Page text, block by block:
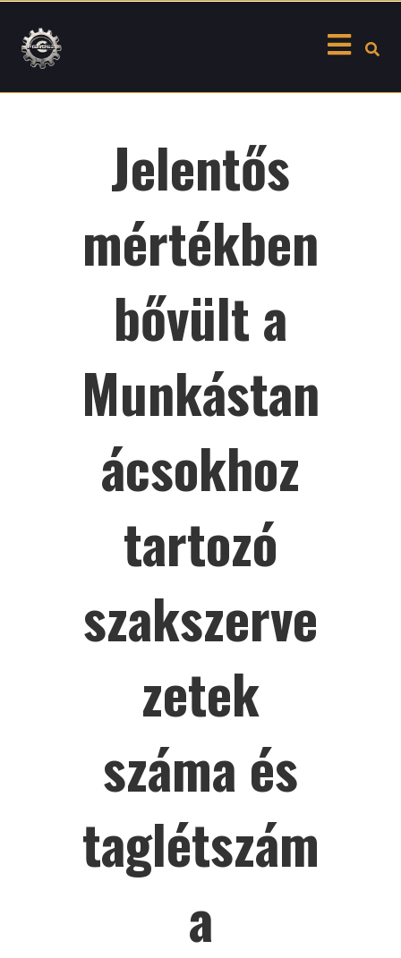
content
Jelentős
mértékben
bővült a
Munkástan
ácsokhoz
tartozó
szakszerve
zetek
száma és
taglétszám
a